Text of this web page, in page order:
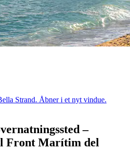
Strand. Åbner i et nyt vindue.
–
Front Marítim del